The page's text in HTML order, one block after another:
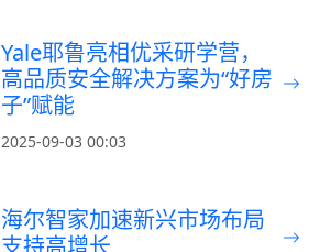
Yale耶鲁亮相优采研学营，
高品质安全解决方案为“好房
子”赋能
2025-09-03 00:03
海尔智家加速新兴市场布局
支持高增长